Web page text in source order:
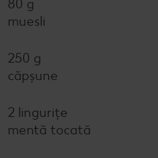
80 g
muesli
250 g
căpșune
2 lingurițe
mentă tocată